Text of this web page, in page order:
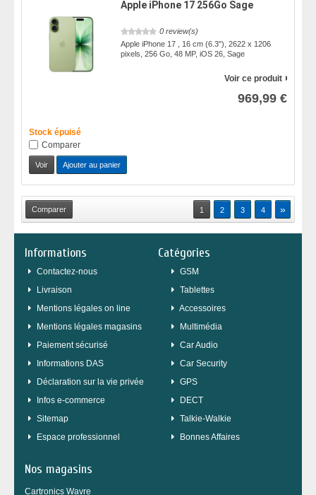
Apple iPhone 17 256Go Sage
0 review(s)
Apple iPhone 17 , 16 cm (6.3"), 2622 x 1206
pixels, 256 Go, 48 MP, iOS 26, Sage
Voir ce produit
969,99 €
Stock épuisé
Comparer
Voir Ajouter au panier
1 2 3 4 »
Informations
Contactez-nous
Livraison
Mentions légales on line
Mentions légales magasins
Paiement sécurisé
Informations DAS
Déclaration sur la vie privée
Infos e-commerce
sitemap
Espace professionnel
Catégories
GSM
Tablettes
Accessoires
Multimédia
Car Audio
Car Security
GPS
DECT
Talkie-Walkie
Bonnes Affaires
Nos magasins
Cartronics Wavre